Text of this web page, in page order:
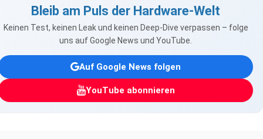
Bleib am Puls der Hardware-Welt
Keinen Test, keinen Leak und keinen Deep-Dive verpassen – folge
uns auf Google News und YouTube.
Auf Google News folgen
YouTube abonnieren